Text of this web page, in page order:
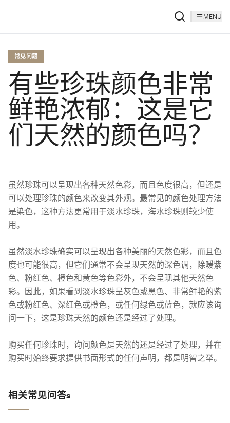
MENU
常见问题
有些珍珠颜色非常
鲜艳浓郁：这是它
们天然的颜色吗？
虽然珍珠可以呈现出各种天然色彩，而且色度很高，但还是
可以处理珍珠的颜色来改变其外观。最常见的颜色处理方法
是染色，这种方法更常用于淡水珍珠，海水珍珠则较少使
用。
虽然淡水珍珠确实可以呈现出各种美丽的天然色彩，而且色
度也可能很高，但它们通常不会呈现天然的深色调，除暖紫
色、粉红色、橙色和黄色等色彩外，不会呈现其他天然色
彩。因此，如果看到淡水珍珠呈灰色或黑色、非常鲜艳的紫
色或粉红色、深红色或橙色，或任何绿色或蓝色，就应该询
问一下，这是珍珠天然的颜色还是经过了处理。
购买任何珍珠时，询问颜色是天然的还是经过了处理，并在
购买时始终要求提供书面形式的任何声明，都是明智之举。
相关常见问答s